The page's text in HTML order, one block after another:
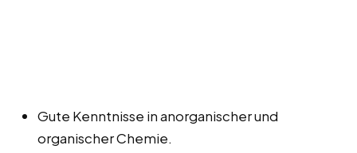
Gute Kenntnisse in anorganischer und
organischer Chemie.